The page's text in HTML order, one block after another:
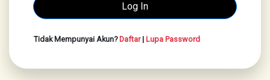
Tidak Mempunyai Akun?Daftar| Lupa Password